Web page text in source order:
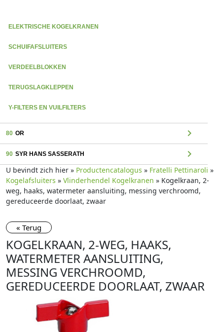
ELEKTRISCHE KOGELKRANEN
SCHUIFAFSLUITERS
VERDEELBLOKKEN
TERUGSLAGKLEPPEN
Y-FILTERS EN VUILFILTERS
80 OR chevron_right
90 SYR HANS SASSERATH chevron_right
U bevindt zich hier » Productencatalogus » Fratelli Pettinaroli »
Kogelafsluiters » Vlinderhendel Kogelkranen » Kogelkraan, 2-
weg, haaks, watermeter aansluiting, messing verchroomd,
gereduceerde doorlaat, zwaar
« Terug
KOGELKRAAN, 2-WEG, HAAKS,
WATERMETER AANSLUITING,
MESSING VERCHROOMD,
GEREDUCEERDE DOORLAAT, ZWAAR